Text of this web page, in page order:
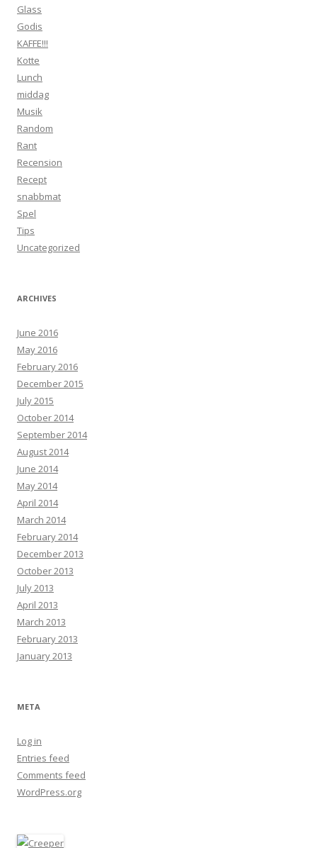
Glass
Godis
KAFFE!!!
Kotte
Lunch
middag
Musik
Random
Rant
Recension
Recept
snabbmat
Spel
Tips
Uncategorized
ARCHIVES
June 2016
May 2016
February 2016
December 2015
July 2015
October 2014
September 2014
August 2014
June 2014
May 2014
April 2014
March 2014
February 2014
December 2013
October 2013
July 2013
April 2013
March 2013
February 2013
January 2013
META
Log in
Entries feed
Comments feed
WordPress.org